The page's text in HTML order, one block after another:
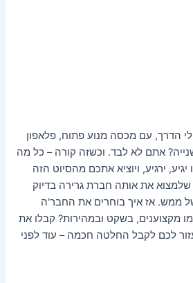
הדרך, עם מכסה מנוע פתוח, פלאפון
אתם לא לבד. וכשזה קורה – כל מה
ירגיע, ויוציא אתכם מהסיוט הזה
שלמצוא את אותה חברת גרירה בדיוק
ממש. אז איך בוחרים את החבר'ה
מקצוענים, בשקט ובמהירות? קבלו את
לכם לקבל החלטה חכמה – עוד לפני